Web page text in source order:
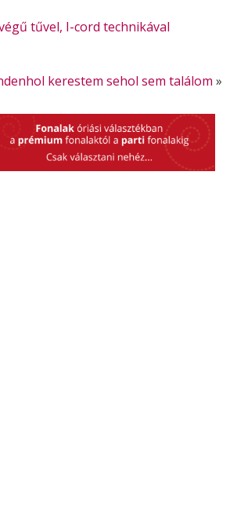
tűvel, I-cord technikával
kerestem sehol sem találom »